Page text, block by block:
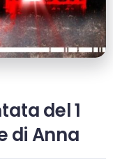
del 1
di Anna